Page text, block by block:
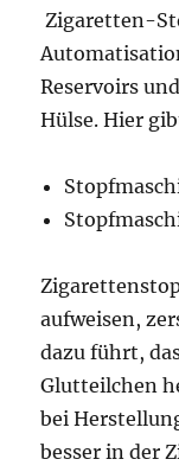
Zigaretten-
Reservoirs
Hülse. Hier
aufweisen,
dazu führt,
Glutteilchen
bei
besser in der